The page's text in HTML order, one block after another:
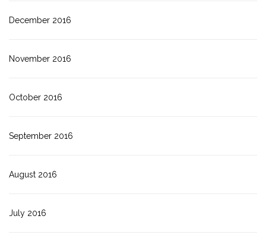
December 2016
November 2016
October 2016
September 2016
August 2016
July 2016